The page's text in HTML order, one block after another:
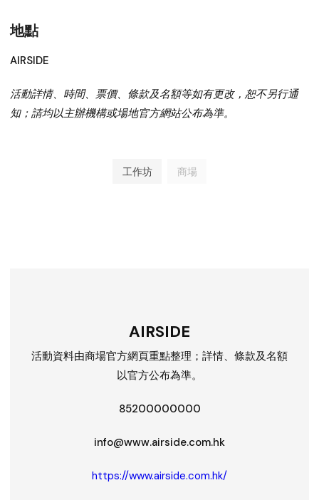
地點
AIRSIDE
活動詳情、時間、票價、條款及名額等如有更改，恕不另行通
知；請均以主辦機構或場地官方網站公布為準。
工作坊 商場
AIRSIDE
活動資料由商場官方網頁重點整理；詳情、條款及名額
以官方公布為準。
85200000000
info@www.airside.com.hk
https://www.airside.com.hk/